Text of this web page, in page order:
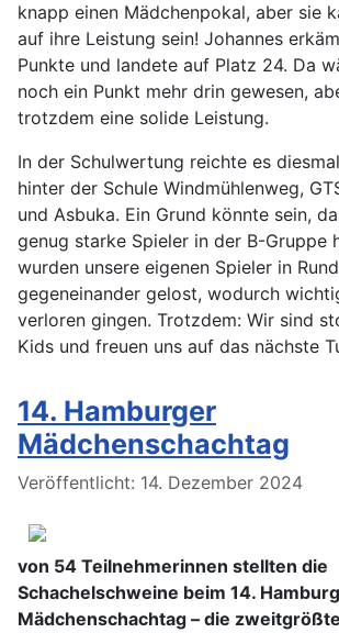
knapp einen Mädchenpokal, aber sie
auf ihre Leistung sein! Johannes
Punkte und landete auf Platz 24. Da
noch ein Punkt mehr drin gewesen,
trotzdem eine solide Leistung.
In der Schulwertung reichte es
hinter der Schule Windmühlenweg,
und Asbuka. Ein Grund könnte sein,
genug starke Spieler in der B-Gruppe
wurden unsere eigenen Spieler in
gegeneinander gelost, wodurch
verloren gingen. Trotzdem: Wir sind
Kids und freuen uns auf das nächste
14. Hamburger
Mädchenschachtag
Details
Veröffentlicht: 14. Dezember 2024
von 54 Teilnehmerinnen stellten die
Schachelschweine beim 14.
Mädchenschachtag – die